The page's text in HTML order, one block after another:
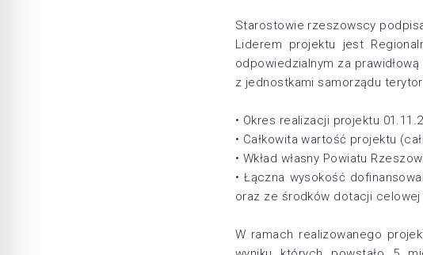
Starostowie rzeszowscy
Liderem projektu jest
odpowiedzialnym za
z jednostkami samorządu
• Okres realizacji projektu
• Całkowita wartość projektu
• Wkład własny Powiatu
• Łączna wysokość
oraz ze środków dotacji celowej
W ramach realizowanego